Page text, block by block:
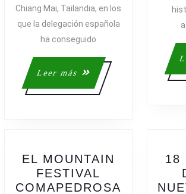
Chiang Mai, Tailandia, en los
que la delegación española
ha conseguido
Leer más
Leer
más
EL MOUNTAIN
FESTIVAL
COMAPEDROSA
18